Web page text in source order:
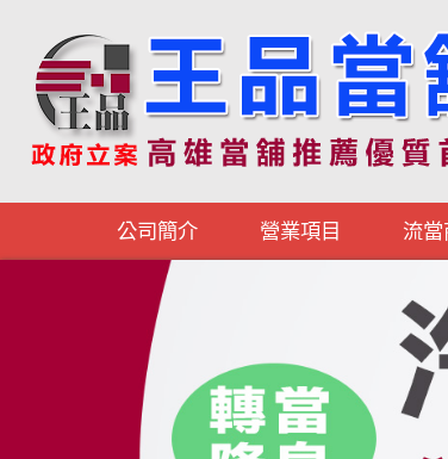
公司簡介 營業項目 流當